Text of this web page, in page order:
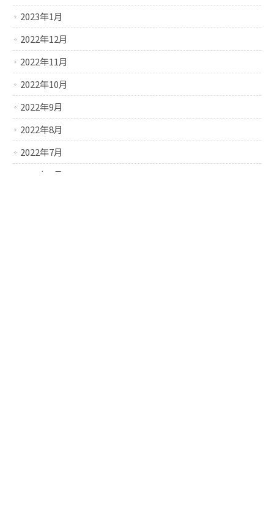
2023年1月
2022年12月
2022年11月
2022年10月
2022年9月
2022年8月
2022年7月
2022年6月